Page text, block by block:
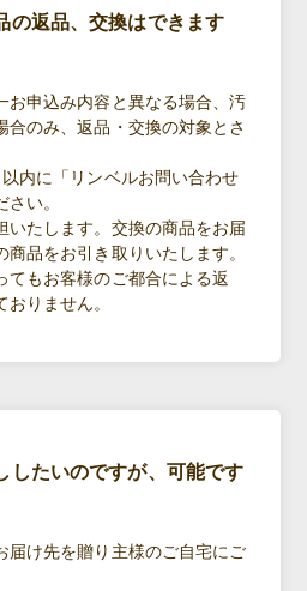
の返品、交換はできます
お申込み内容と異なる場合、汚
合のみ、返品・交換の対象とさ
内に「リンベルお問い合わせ
い。
いたします。交換の商品をお届
品をお引き取りいたします。
てもお客様のご都合による返
りません。
したいのですが、可能です
届け先を贈り主様のご自宅にご